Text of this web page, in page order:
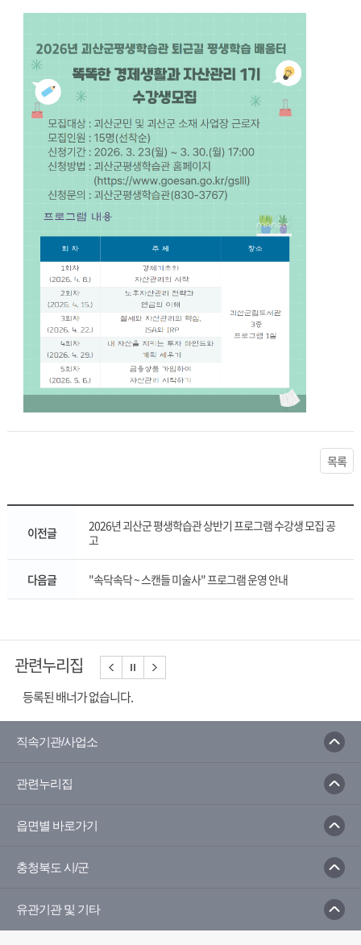
목록
이전글
2026년 괴산군 평생학습관 상반기 프로그램 수강생 모집 공
고
다음글 "속닥속닥 ~ 스캔들 미술사" 프로그램 운영 안내
관련누리집
등록된 배너가 없습니다.
직속기관/사업소
관련누리집
읍면별 바로가기
충청북도 시/군
유관기관 및 기타